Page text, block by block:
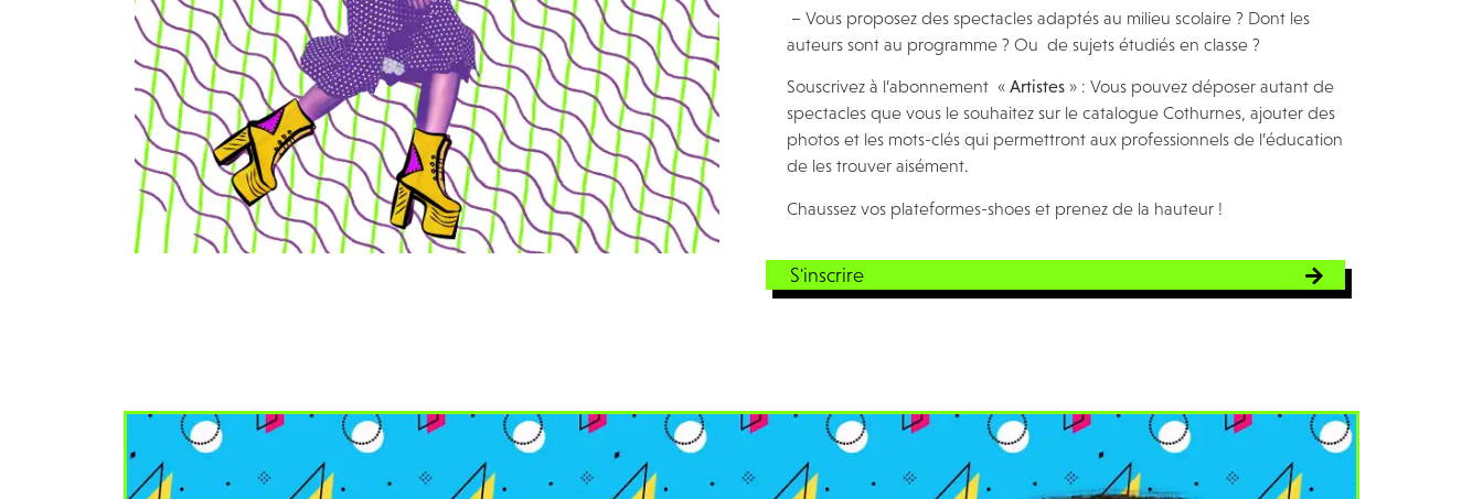
– Vous proposez des spectacles adaptés au milieu scolaire ? Dont les
auteurs sont au programme ? Ou de sujets étudiés en classe ?
Souscrivez à l’abonnement «Artistes » : Vous pouvez déposer autant de
spectacles que vous le souhaitez sur le catalogue Cothurnes, ajouter des
photos et les mots-clés qui permettront aux professionnels de l’éducation
de les trouver aisément.
Chaussez vos plateformes-shoes et prenez de la hauteur !
S'inscrire